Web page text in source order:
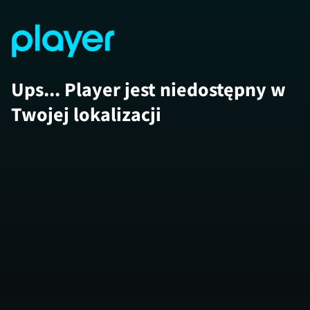
Ups... Player jest niedostępny w
Twojej lokalizacji